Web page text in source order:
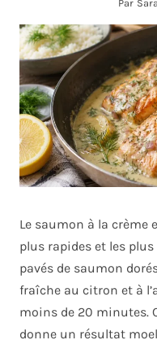
Par
Le saumon à la crème
plus rapides et les
pavés de saumon
fraîche au citron et à
moins de 20 minutes.
donne un résultat